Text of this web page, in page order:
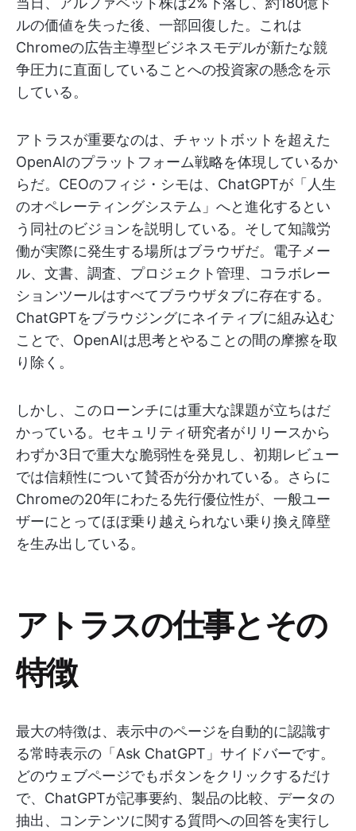
ルの価値を失った後、一部回復した。これは
Chromeの広告主導型ビジネスモデルが新たな競
争圧力に直面していることへの投資家の懸念を示
している。
アトラスが重要なのは、チャットボットを超えた
OpenAIのプラットフォーム戦略を体現しているか
らだ。CEOのフィジ・シモは、ChatGPTが「人生
のオペレーティングシステム」へと進化するとい
う同社のビジョンを説明している。そして知識労
働が実際に発生する場所はブラウザだ。電子メー
ル、文書、調査、プロジェクト管理、コラボレー
ションツールはすべてブラウザタブに存在する。
ChatGPTをブラウジングにネイティブに組み込む
ことで、OpenAIは思考とやることの間の摩擦を取
り除く。
しかし、このローンチには重大な課題が立ちはだ
かっている。セキュリティ研究者がリリースから
わずか3日で重大な脆弱性を発見し、初期レビュー
では信頼性について賛否が分かれている。さらに
Chromeの20年にわたる先行優位性が、一般ユー
ザーにとってほぼ乗り越えられない乗り換え障壁
を生み出している。
アトラスの仕事とその
特徴
最大の特徴は、表示中のページを自動的に認識す
る常時表示の「Ask ChatGPT」サイドバーです。
どのウェブページでもボタンをクリックするだけ
で、ChatGPTが記事要約、製品の比較、データの
抽出、コンテンツに関する質問への回答を実行し